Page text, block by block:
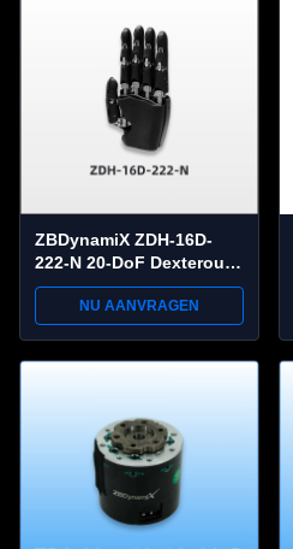
ZBDynamiX ZDH-16D-
222-N 20-DoF Dexterous
Robotische Hand | 16
Actieve DOF, 52 N
Grijpkracht, CAN FD
NU AANVRAGEN